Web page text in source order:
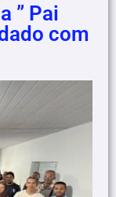
” Pai
com